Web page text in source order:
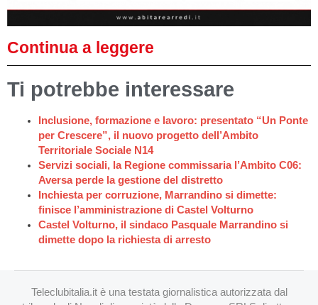
Continua a leggere
Ti potrebbe interessare
Inclusione, formazione e lavoro: presentato “Un Ponte
per Crescere”, il nuovo progetto dell’Ambito
Territoriale Sociale N14
Servizi sociali, la Regione commissaria l’Ambito C06:
Aversa perde la gestione del distretto
Inchiesta per corruzione, Marrandino si dimette:
finisce l’amministrazione di Castel Volturno
Castel Volturno, il sindaco Pasquale Marrandino si
dimette dopo la richiesta di arresto
Teleclubitalia.it è una testata giornalistica autorizzata dal